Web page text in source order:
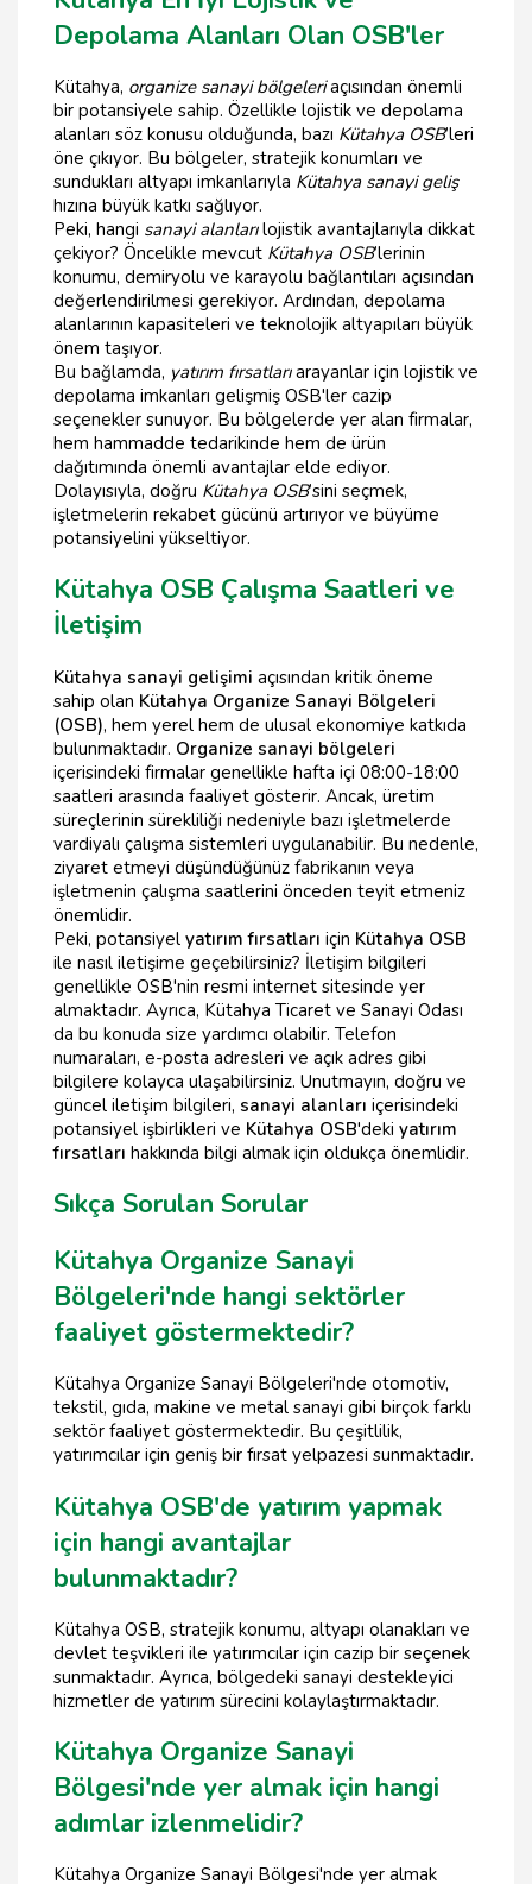
Depolama Alanları Olan OSB'ler
Kütahya, organize sanayi bölgeleriaçısından önemli
bir potansiyele sahip. Özellikle lojistik ve depolama
alanları söz konusu olduğunda, bazı Kütahya OSB’leri
öne çıkıyor. Bu bölgeler, stratejik konumları ve
sundukları altyapı imkanlarıyla Kütahya sanayi geliş
hızına büyük katkı sağlıyor.
Peki, hangi sanayi alanlarılojistik avantajlarıyla dikkat
çekiyor? Öncelikle mevcut Kütahya OSB’lerinin
konumu, demiryolu ve karayolu bağlantıları açısından
değerlendirilmesi gerekiyor. Ardından, depolama
alanlarının kapasiteleri ve teknolojik altyapıları büyük
önem taşıyor.
Bu bağlamda, yatırım fırsatlarıarayanlar için lojistik ve
depolama imkanları gelişmiş OSB'ler cazip
seçenekler sunuyor. Bu bölgelerde yer alan firmalar,
hem hammadde tedarikinde hem de ürün
dağıtımında önemli avantajlar elde ediyor.
Dolayısıyla, doğru Kütahya OSB’sini seçmek,
işletmelerin rekabet gücünü artırıyor ve büyüme
potansiyelini yükseltiyor.
Kütahya OSB Çalışma Saatleri ve
İletişim
Kütahya sanayi gelişimi açısından kritik öneme
sahip olan Kütahya Organize Sanayi Bölgeleri
(OSB), hem yerel hem de ulusal ekonomiye katkıda
bulunmaktadır. Organize sanayi bölgeleri
içerisindeki firmalar genellikle hafta içi 08:00-18:00
saatleri arasında faaliyet gösterir. Ancak, üretim
süreçlerinin sürekliliği nedeniyle bazı işletmelerde
vardiyalı çalışma sistemleri uygulanabilir. Bu nedenle,
ziyaret etmeyi düşündüğünüz fabrikanın veya
işletmenin çalışma saatlerini önceden teyit etmeniz
önemlidir.
Peki, potansiyel yatırım fırsatları için Kütahya OSB
ile nasıl iletişime geçebilirsiniz? İletişim bilgileri
genellikle OSB'nin resmi internet sitesinde yer
almaktadır. Ayrıca, Kütahya Ticaret ve Sanayi Odası
da bu konuda size yardımcı olabilir. Telefon
numaraları, e-posta adresleri ve açık adres gibi
bilgilere kolayca ulaşabilirsiniz. Unutmayın, doğru ve
güncel iletişim bilgileri, sanayi alanları içerisindeki
potansiyel işbirlikleri ve Kütahya OSB'deki yatırım
fırsatları hakkında bilgi almak için oldukça önemlidir.
Sıkça Sorulan Sorular
Kütahya Organize Sanayi
Bölgeleri'nde hangi sektörler
faaliyet göstermektedir?
Kütahya Organize Sanayi Bölgeleri'nde otomotiv,
tekstil, gıda, makine ve metal sanayi gibi birçok farklı
sektör faaliyet göstermektedir. Bu çeşitlilik,
yatırımcılar için geniş bir fırsat yelpazesi sunmaktadır.
Kütahya OSB'de yatırım yapmak
için hangi avantajlar
bulunmaktadır?
Kütahya OSB, stratejik konumu, altyapı olanakları ve
devlet teşvikleri ile yatırımcılar için cazip bir seçenek
sunmaktadır. Ayrıca, bölgedeki sanayi destekleyici
hizmetler de yatırım sürecini kolaylaştırmaktadır.
Kütahya Organize Sanayi
Bölgesi'nde yer almak için hangi
adımlar izlenmelidir?
Kütahya Organize Sanayi Bölgesi'nde yer almak